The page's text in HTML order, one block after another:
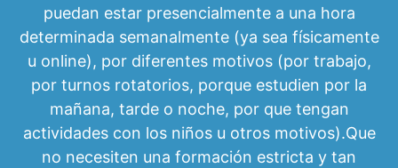
puedan estar presencialmente a una hora
determinada semanalmente (ya sea físicamente
u online), por diferentes motivos (por trabajo,
por turnos rotatorios, porque estudien por la
mañana, tarde o noche, por que tengan
actividades con los niños u otros motivos).Que
no necesiten una formación estricta y tan